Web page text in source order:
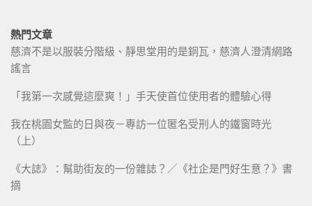
熱門文章
慈濟不是以服裝分階級、靜思堂用的是銅瓦，慈濟人澄清網路
謠言
「我第一次感覺這麼爽！」手天使首位使用者的體驗心得
我在桃園女監的日與夜－專訪一位匿名受刑人的鐵窗時光
（上）
《大誌》：幫助街友的一份雜誌？／《社企是門好生意？》書
摘